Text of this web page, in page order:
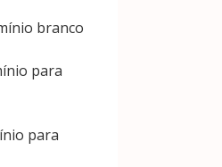
branco
para
para